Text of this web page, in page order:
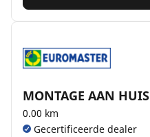
MONTAGE AAN HUIS
0.00 km
Gecertificeerde dealer